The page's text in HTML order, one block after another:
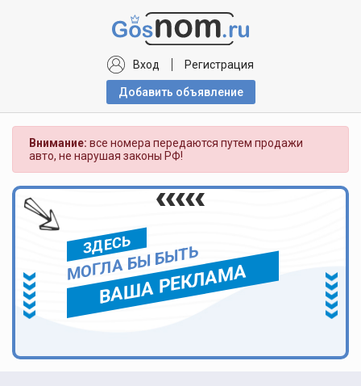
Вход Регистрация
Добавить объявлениe
Внимание: все номера передаются путем продажи
авто, не нарушая законы РФ!
ЗДЕСЬ
МОГЛА БЫ БЫТЬ
ВАША РЕКЛАМА